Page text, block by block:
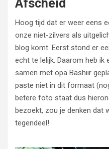
Afscheid
Hoog tijd dat er weer eens
onze niet-zilvers als
blog komt. Eerst stond er
echt te lelijk. Daarom heb ik
samen met opa Bashiir
paste niet in dit formaat
betere foto staat dus
bezoekt, zou je denken dat
tegendeel!